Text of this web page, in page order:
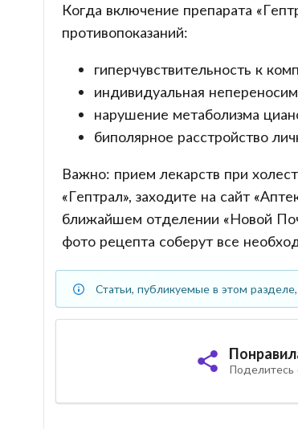
Когда включение препарата
противопоказаний:
гиперчувствительность к
индивидуальная
нарушение метаболизма
биполярное расстройство
Важно: прием лекарств при
«Гептрал», заходите на сайт
ближайшем отделении «Новой
фото рецепта соберут все
Статьи, публикуемые в этом
Поделитесь